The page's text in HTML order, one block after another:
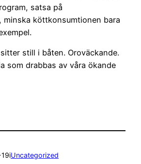
satsa på
minska köttkonsumtionen bara
still i båten. Oroväckande.
som drabbas av våra ökande
iUncategorized